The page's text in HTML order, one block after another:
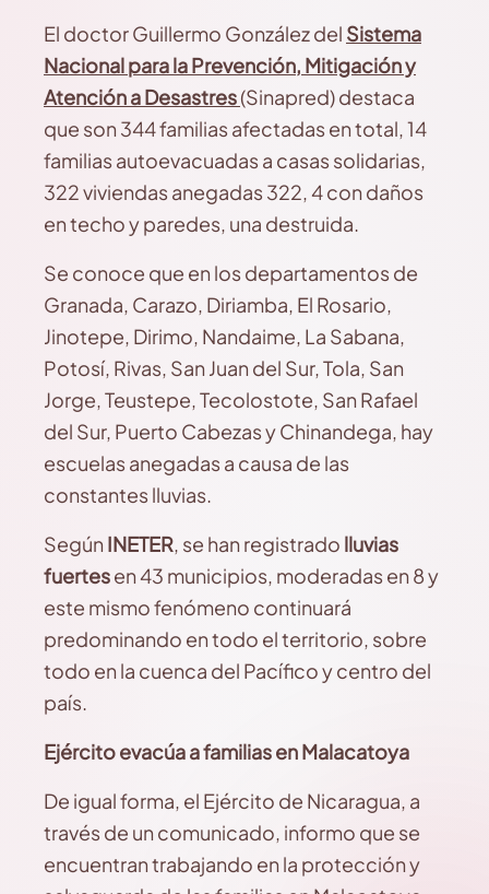
El doctor Guillermo González del Sistema
Nacional para la Prevención, Mitigación y
Atención a Desastres(Sinapred) destaca
que son 344 familias afectadas en total, 14
familias autoevacuadas a casas solidarias,
322 viviendas anegadas 322, 4 con daños
en techo y paredes, una destruida.
Se conoce que en los departamentos de
Granada, Carazo, Diriamba, El Rosario,
Jinotepe, Dirimo, Nandaime, La Sabana,
Potosí, Rivas, San Juan del Sur, Tola, San
Jorge, Teustepe, Tecolostote, San Rafael
del Sur, Puerto Cabezas y Chinandega, hay
escuelas anegadas a causa de las
constantes lluvias.
SegúnINETER, se han registrado lluvias
fuertesen 43 municipios, moderadas en 8 y
este mismo fenómeno continuará
predominando en todo el territorio, sobre
todo en la cuenca del Pacífico y centro del
país.
Ejército evacúa a familias en Malacatoya
De igual forma, el Ejército de Nicaragua, a
través de un comunicado, informo que se
encuentran trabajando en la protección y